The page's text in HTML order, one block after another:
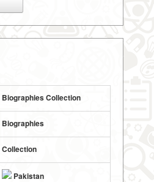
Biographies Collection
Biographies
Collection
Pakistan